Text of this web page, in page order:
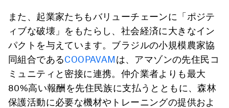
また、起業家たちもバリューチェーンに「ポジテ
ィブな破壊」をもたらし、社会経済に大きなイン
パクトを与えています。ブラジルの小規模農家協
同組合であるCOOPAVAMは、アマゾンの先住民コ
ミュニティと密接に連携。仲介業者よりも最大
80%高い報酬を先住民族に支払うとともに、森林
保護活動に必要な機材やトレーニングの提供およ